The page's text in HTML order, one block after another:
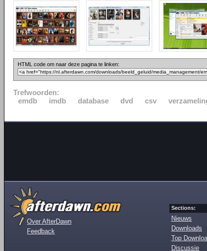
HTML code om naar deze pagina te linken:
Trefwoorden:
emdb
imdb database dvd csv
Over AfterDawn
Feedback
Sections:
Nieuws
Downloads
Top
Discussie